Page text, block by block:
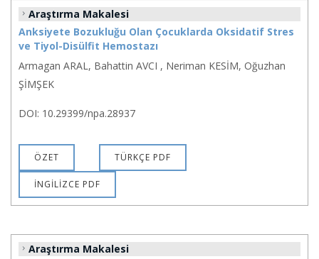
Araştırma Makalesi
Anksiyete Bozukluğu Olan Çocuklarda Oksidatif Stres
ve Tiyol-Disülfit Hemostazı
Armagan ARAL, Bahattin AVCI , Neriman KESİM, Oğuzhan
ŞİMŞEK
DOI: 10.29399/npa.28937
ÖZET TÜRKÇE PDF
İNGİLİZCE PDF
Araştırma Makalesi